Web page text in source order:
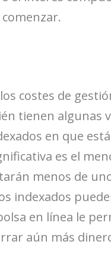
costes de
tienen algunas
en que
es el
menos de
indexados
en línea le
aún más